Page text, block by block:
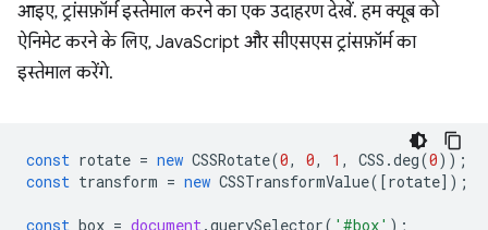
आइए, ट्रांसफ़ॉर्म इस्तेमाल करने का एक उदाहरण देखें. हम क्यूब को
ऐनिमेट करने के लिए, JavaScript और सीएसएस ट्रांसफ़ॉर्म का
इस्तेमाल करेंगे.
const rotate = new CSSRotate(0, 0, 1 , CSS .deg(0));
const transform = new CSSTransformValue([rotate]);
const box = document.querySelector( '#box' );